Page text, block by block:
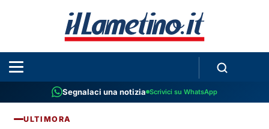
Segnalaci una notizia Scrivici su WhatsApp
ULTIMORA